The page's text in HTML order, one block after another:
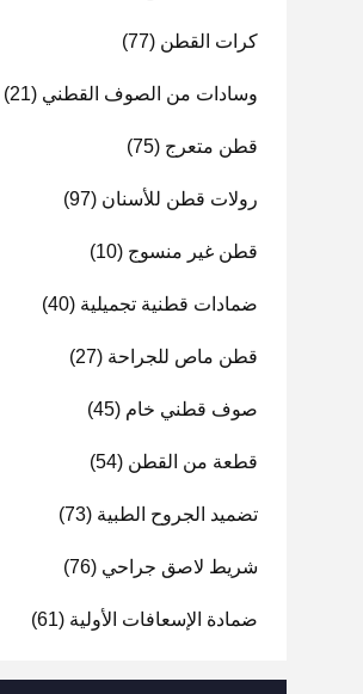
كرات القطن (77)
وسادات من الصوف القطني (21)
قطن متعرج (75)
رولات قطن للأسنان (97)
قطن غير منسوج (10)
ضمادات قطنية تجميلية (40)
قطن ماص للجراحة (27)
صوف قطني خام (45)
قطعة من القطن (54)
تضميد الجروح الطبية (73)
شريط لاصق جراحي (76)
ضمادة الإسعافات الأولية (61)